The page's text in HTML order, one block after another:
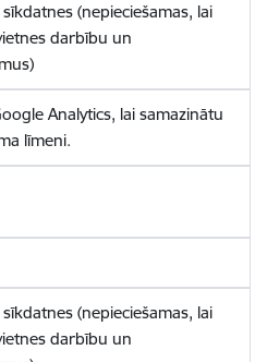
(nepieciešamas, lai
darbību un
Analytics, lai samazinātu
līmeni.
(nepieciešamas, lai
darbību un